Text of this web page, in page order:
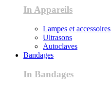
In Appareils
Lampes et accessoires
Ultrasons
Autoclaves
Bandages
In Bandages